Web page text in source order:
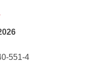
551-4